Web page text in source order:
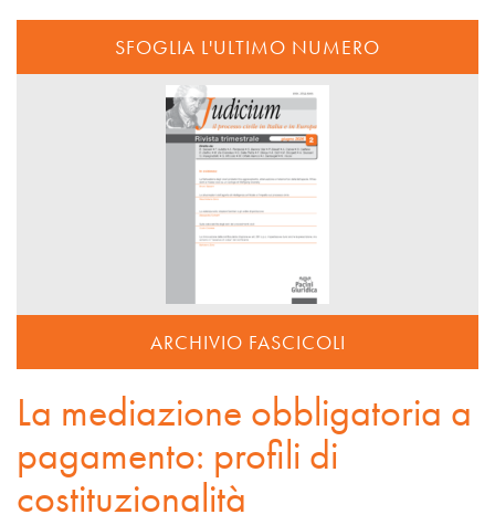
SFOGLIA L'ULTIMO NUMERO
ARCHIVIO FASCICOLI
La mediazione obbligatoria a
pagamento: profili di
costituzionalità